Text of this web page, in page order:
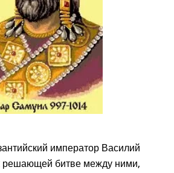
император Василий
решающей битве между ними,